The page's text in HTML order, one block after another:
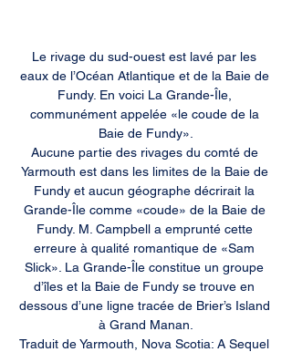
Le rivage du sud-ouest est lavé par les
eaux de l’Océan Atlantique et de la Baie de
Fundy. En voici La Grande-Île,
communément appelée «le coude de la
Baie de Fundy».
Aucune partie des rivages du comté de
Yarmouth est dans les limites de la Baie de
Fundy et aucun géographe décrirait la
Grande-Île comme «coude» de la Baie de
Fundy. M. Campbell a emprunté cette
erreure à qualité romantique de «Sam
Slick». La Grande-Île constitue un groupe
d’îles et la Baie de Fundy se trouve en
dessous d’une ligne tracée de Brier’s Island
à Grand Manan.
Traduit de Yarmouth, Nova Scotia: A Sequel